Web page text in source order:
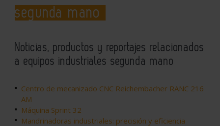
segunda mano
Noticias, productos y reportajes relacionados
a equipos industriales segunda mano
Centro de mecanizado CNC Reichembacher RANC 216
AM
Máquina Sprint 32
Mandrinadoras industriales: precisión y eficiencia